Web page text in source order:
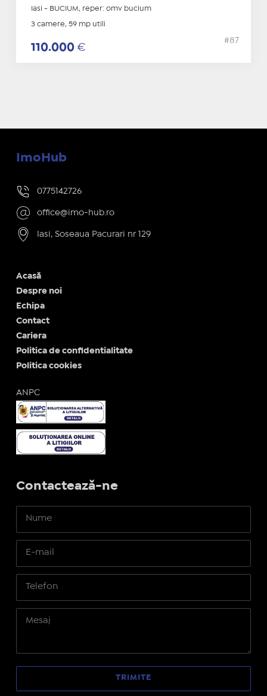
Iasi - BUCIUM, reper: omv bucium
3 camere, 59 mp utili
110.000 €
#87
ImoHub
0775142726
office@imo-hub.ro
Iasi, Soseaua Pacurari nr 129
Acasă
Despre noi
Echipa
Contact
Cariera
Politica de confidentialitate
Politica cookies
ANPC
Contactează-ne